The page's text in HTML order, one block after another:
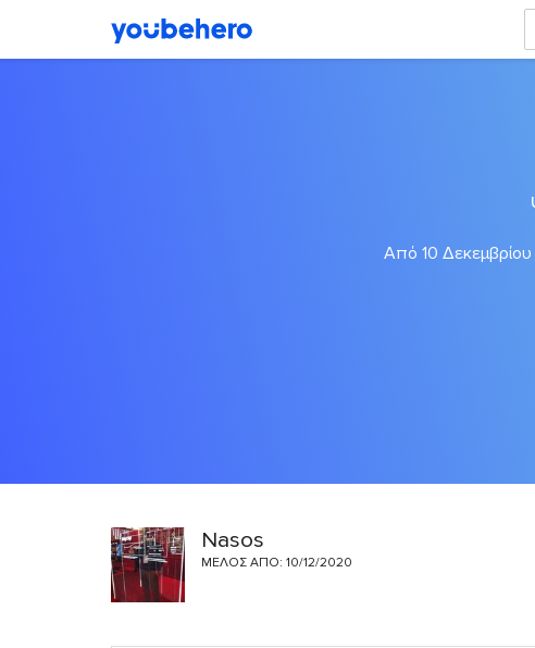
Από 10 Δεκεμβρίου
Nasos
ΜΈΛΟΣ ΑΠΌ: 10/12/2020